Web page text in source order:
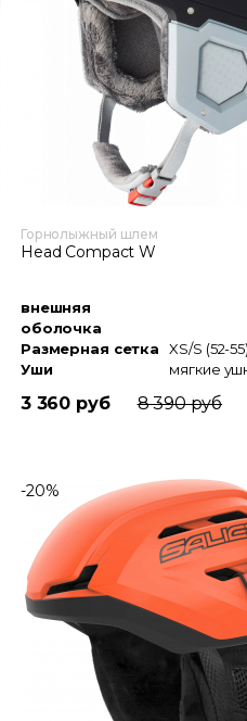
Горнолыжный шлем
Head Compact W
внешняя
оболочка
Размерная сетка
Уши
3 360 руб 8 390 руб
-20%